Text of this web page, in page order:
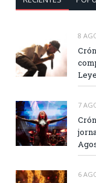
8
7
6